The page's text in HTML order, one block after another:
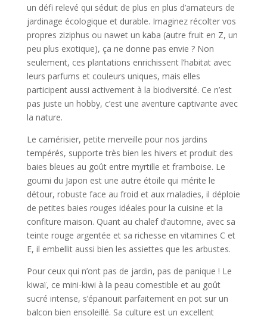
un défi relevé qui séduit de plus en plus d’amateurs de
jardinage écologique et durable. Imaginez récolter vos
propres ziziphus ou nawet un kaba (autre fruit en Z, un
peu plus exotique), ça ne donne pas envie ? Non
seulement, ces plantations enrichissent l’habitat avec
leurs parfums et couleurs uniques, mais elles
participent aussi activement à la biodiversité. Ce n’est
pas juste un hobby, c’est une aventure captivante avec
la nature.
Le camérisier, petite merveille pour nos jardins
tempérés, supporte très bien les hivers et produit des
baies bleues au goût entre myrtille et framboise. Le
goumi du Japon est une autre étoile qui mérite le
détour, robuste face au froid et aux maladies, il déploie
de petites baies rouges idéales pour la cuisine et la
confiture maison. Quant au chalef d’automne, avec sa
teinte rouge argentée et sa richesse en vitamines C et
E, il embellit aussi bien les assiettes que les arbustes.
Pour ceux qui n’ont pas de jardin, pas de panique ! Le
kiwaï, ce mini-kiwi à la peau comestible et au goût
sucré intense, s’épanouit parfaitement en pot sur un
balcon bien ensoleillé. Sa culture est un excellent